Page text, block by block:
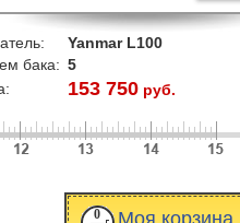
Yanmar L100
бака: 5
153 750руб.
0 Моя корзина